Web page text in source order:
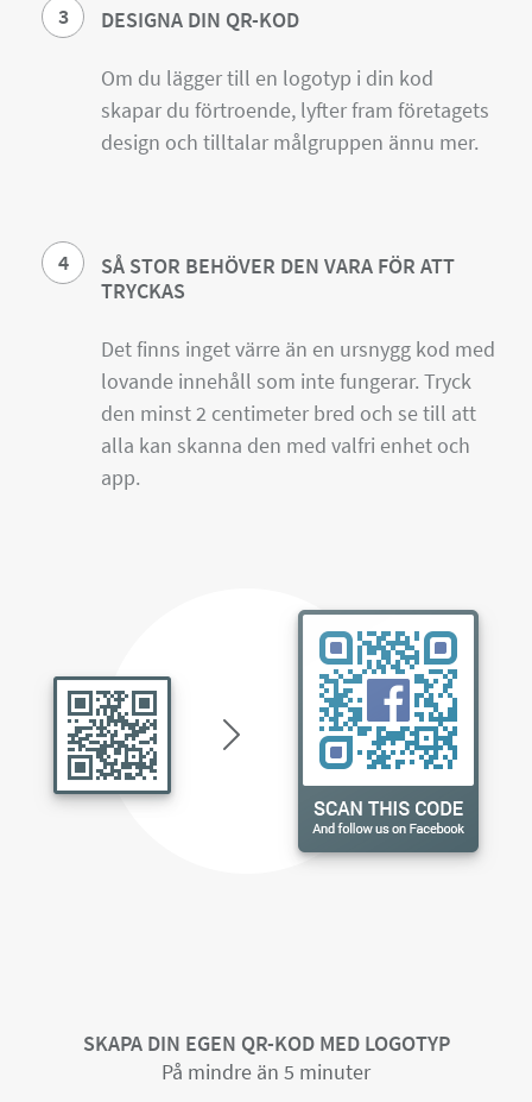
3 DESIGNA DIN QR-KOD
Om du lägger till en logotyp i din kod
skapar du förtroende, lyfter fram företagets
design och tilltalar målgruppen ännu mer.
4
SÅ STOR BEHÖVER DEN VARA FÖR ATT
TRYCKAS
Det finns inget värre än en ursnygg kod med
lovande innehåll som inte fungerar. Tryck
den minst 2 centimeter bred och se till att
alla kan skanna den med valfri enhet och
app.
SKAPA DIN EGEN QR-KOD MED LOGOTYP
På mindre än 5 minuter